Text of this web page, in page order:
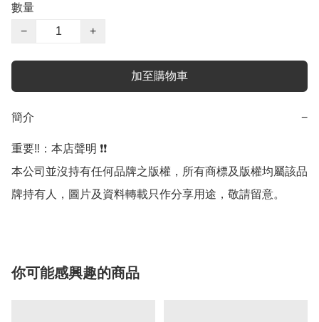
數量
−
+
加至購物車
簡介 −
重要‼️：本店聲明 ❗️❗️
本公司並沒持有任何品牌之版權，所有商標及版權均屬該品
牌持有人，圖片及資料轉載只作分享用途，敬請留意。
你可能感興趣的商品